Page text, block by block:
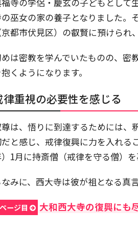
巫女の家の養子となりました。
京都市伏見区）の叡賢に預けら
は密教を学んでいたものの、密
くようになります。
律重視の必要性を感じる
は、悟りに到達するためには、
と感じ、戒律復興に力を入れる
1月に持斎僧（戒律を守る僧）
なみに、西大寺は彼が祖となる真
ージ目 大和西大寺の復興にも